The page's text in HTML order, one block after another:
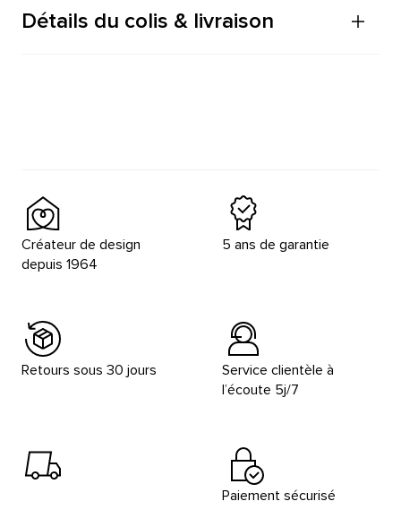
Détails du colis & livraison
Créateur de design
depuis 1964
5 ans de garantie
Retours sous 30 jours
Service clientèle à
l’écoute 5j/7
Paiement sécurisé